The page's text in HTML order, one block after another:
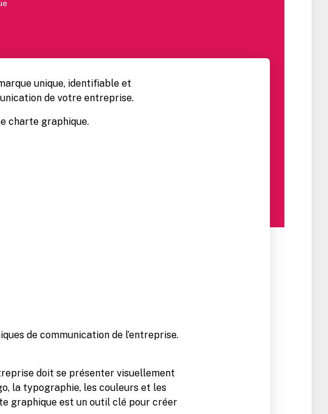
unique, identifiable et
de votre entreprise.
charte graphique.
de communication de l’entreprise.
doit se présenter visuellement
la typographie, les couleurs et les
graphique est un outil clé pour créer